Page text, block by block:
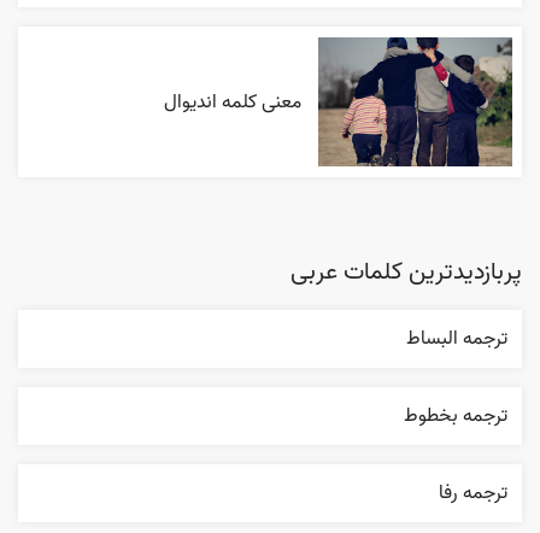
معنی کلمه اندیوال
پربازدیدترین کلمات عربی
ترجمه البساط
ترجمه بخطوط
ترجمه رفا